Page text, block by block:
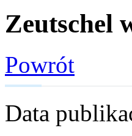
Zeutschel
Powrót
Data